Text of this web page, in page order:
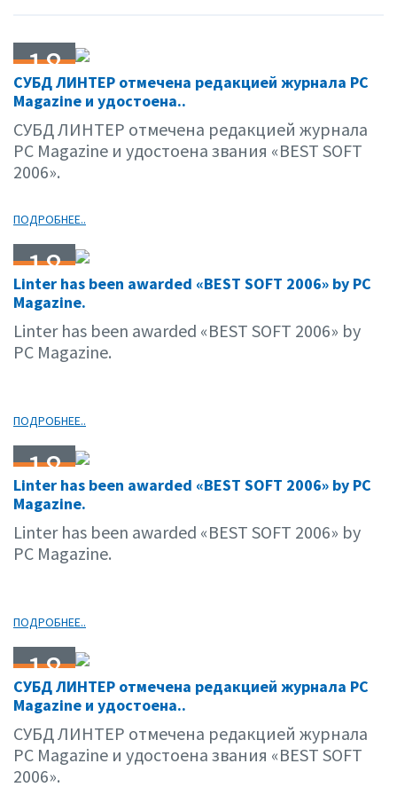
18
10.06
СУБД ЛИНТЕР отмечена редакцией журнала PC
Magazine и удостоена..
СУБД ЛИНТЕР отмечена редакцией журнала
PC Magazine и удостоена звания «BEST SOFT
2006».
ПОДРОБНЕЕ..
18
10.06
Linter has been awarded «BEST SOFT 2006» by PC
Magazine.
Linter has been awarded «BEST SOFT 2006» by
PC Magazine.
ПОДРОБНЕЕ..
18
10.06
Linter has been awarded «BEST SOFT 2006» by PC
Magazine.
Linter has been awarded «BEST SOFT 2006» by
PC Magazine.
ПОДРОБНЕЕ..
18
10.06
СУБД ЛИНТЕР отмечена редакцией журнала PC
Magazine и удостоена..
СУБД ЛИНТЕР отмечена редакцией журнала
PC Magazine и удостоена звания «BEST SOFT
2006».